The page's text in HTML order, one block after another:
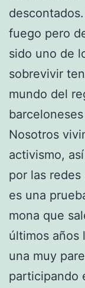
fuego pero
sido uno de
sobrevivir
mundo del
Nosotros
activismo,
por las
es una
mona que
últimos años
una muy
participando